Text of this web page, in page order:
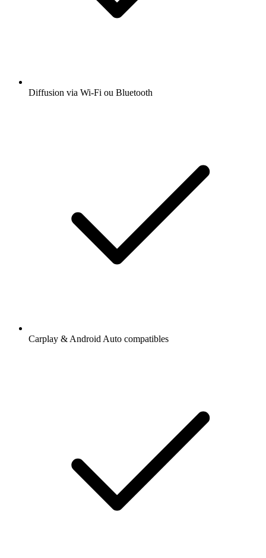
Diffusion via Wi-Fi ou Bluetooth
Carplay & Android Auto compatibles